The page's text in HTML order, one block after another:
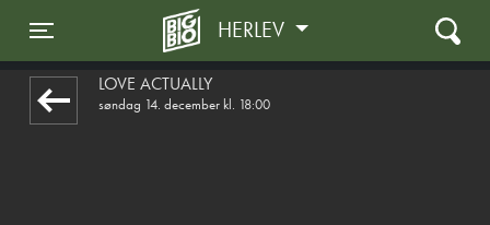
Toggle navigation
HERLEV
LOVE ACTUALLY
søndag 14. december kl. 18:00
front05-temp 065542